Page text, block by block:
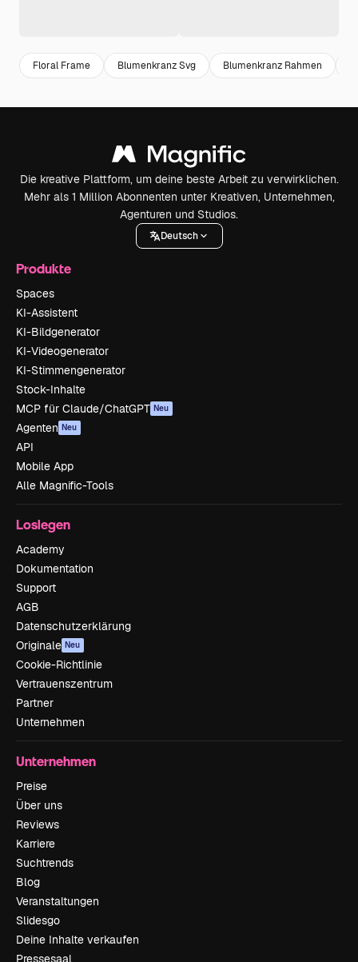
Floral Frame Blumenkranz Svg Blumenkranz Rahmen
Die kreative Plattform, um deine beste Arbeit zu verwirklichen.
Mehr als 1 Million Abonnenten unter Kreativen, Unternehmen,
Agenturen und Studios.
Deutsch
Produkte
Spaces
KI-Assistent
KI-Bildgenerator
KI-Videogenerator
KI-Stimmengenerator
Stock-Inhalte
MCP für Claude/ChatGPT Neu
Agenten Neu
API
Mobile App
Alle Magnific-Tools
Loslegen
Academy
Dokumentation
Support
AGB
Datenschutzerklärung
Originale Neu
Cookie-Richtlinie
Vertrauenszentrum
Partner
Unternehmen
Unternehmen
Preise
Über uns
Reviews
Karriere
Suchtrends
Blog
Veranstaltungen
Slidesgo
Deine Inhalte verkaufen
Pressesaal